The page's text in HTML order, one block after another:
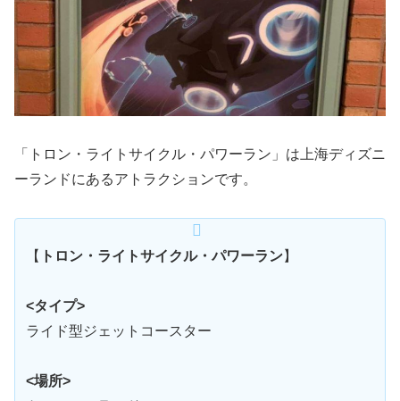
「トロン・ライトサイクル・パワーラン」は上海ディズニ
ーランドにあるアトラクションです。
【 トロン・ライトサイクル・パワーラン】
<タイプ>
ライド型ジェットコースター
<場所>